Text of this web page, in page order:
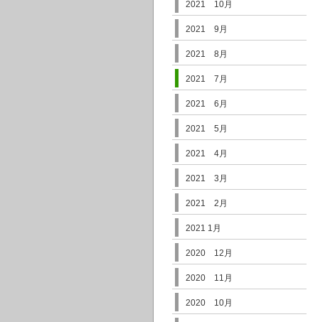
2021 10月
2021 9月
2021 8月
2021 7月
2021 6月
2021 5月
2021 4月
2021 3月
2021 2月
2021 1月
2020 12月
2020 11月
2020 10月